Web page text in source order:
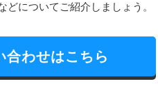
についてご紹介しましょう。
合わせはこちら